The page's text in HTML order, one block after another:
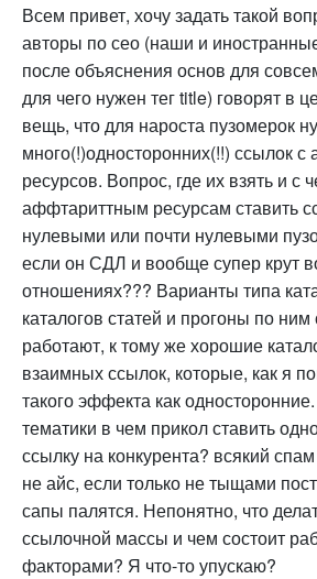
Всем привет, хочу задать такой
авторы по сео (наши и
после объяснения основ для
для чего нужен тег title) говорят в
вещь, что для нароста пузомерок
много(!)односторонних(!!) ссылок
ресурсов. Вопрос, где их взять и с
аффтариттным ресурсам ставить
нулевыми или почти нулевыми
если он СДЛ и вообще супер крут
отношениях??? Варианты типа
каталогов статей и прогоны по
работают, к тому же хорошие
взаимных ссылок, которые, как я
такого эффекта как
тематики в чем прикол ставить
ссылку на конкурента? всякий
не айс, если только не тыщами
сапы палятся. Непонятно, что
ссылочной массы и чем состоит
факторами? Я что-то упускаю?